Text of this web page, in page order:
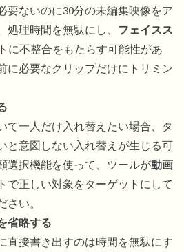
要ないのに30分の未編集映像をア
理時間を無駄にし、 フェイスス
に不整合をもたらす可能性があ
に必要なクリップだけにトリミン
て一人だけ入れ替えたい場合、タ
と意図しない入れ替えが生じる可
選択機能を使って、ツールが動画
で正しい対象をターゲットにして
い。
省略する
直接書き出すのは時間を無駄にす